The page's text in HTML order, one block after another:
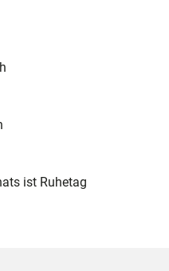
ist Ruhetag